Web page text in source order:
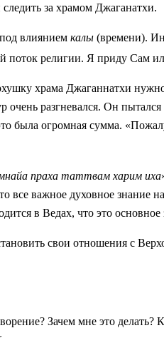
за храмом Джаганатхи.
влиянием калы (времени).
поток религии. Я приду Сам
храма Джаганнатхи
разгневался. Он
была огромная сумма.
праха таттвам харим иха
все важное духовное
в Ведах, что это
свои отношения с
Зачем мне это